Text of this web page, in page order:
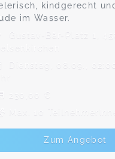
kindgerecht
im Wasser.
Gustav-Bär-Platz 1,
Dienstag, 08.09.,
230,00 €
Max. 10
Zum Angebot